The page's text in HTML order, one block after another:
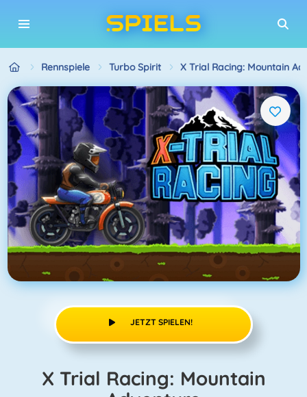
Rennspiele Turbo Spirit X Trial Racing: Mountain
JETZT SPIELEN!
X Trial Racing: Mountain